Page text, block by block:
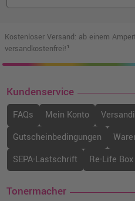
Kostenloser Versand: ab einem
versandkostenfrei!¹
Kundenservice
FAQs Mein Konto
Gutscheinbedingungen
SEPA-Lastschrift
Re-Life Box
Tonermacher